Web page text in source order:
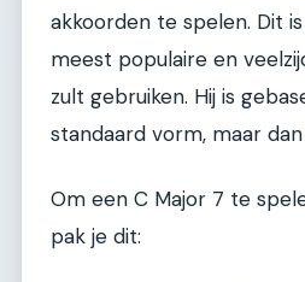
akkoorden te spelen. Dit
meest populaire en
zult gebruiken. Hij is
standaard vorm, maar
Om een C Major 7 te
pak je dit: